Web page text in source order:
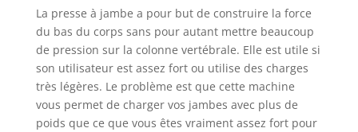
La presse à jambe a pour but de construire la force
du bas du corps sans pour autant mettre beaucoup
de pression sur la colonne vertébrale. Elle est utile si
son utilisateur est assez fort ou utilise des charges
très légères. Le problème est que cette machine
vous permet de charger vos jambes avec plus de
poids que ce que vous êtes vraiment assez fort pour